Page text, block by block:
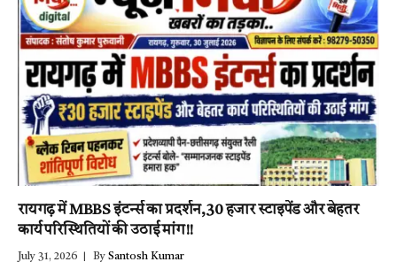
रायगढ़ में MBBS इंटर्न्स का प्रदर्शन,30 हजार स्टाइपेंड और बेहतर
कार्य परिस्थितियों की उठाई मांग!!
July 31, 2026 By Santosh Kumar